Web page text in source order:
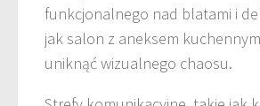
funkcjonalnego nad blatami i
jak salon z aneksem
uniknąć wizualnego chaosu.